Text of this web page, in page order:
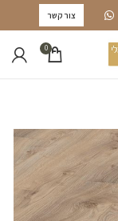
צור קשר
0